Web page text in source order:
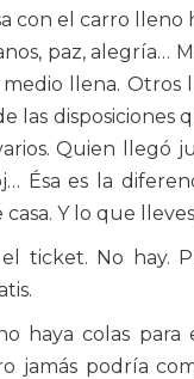
con el carro lleno
paz, alegría…
llena. Otros
las disposiciones
Quien llegó
Ésa es la
Y lo que
ticket. No hay.
haya colas
jamás podría